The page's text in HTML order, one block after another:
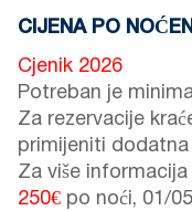
CIJENA PO
Cjenik 2026
Potreban je
Za rezervacije
primijeniti dodatna
Za više
250€ po noći, 01/05